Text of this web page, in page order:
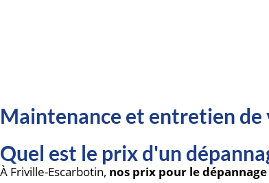
Maintenance et entretien
Quel est le prix d'un
À Friville-Escarbotin, nos prix pour le